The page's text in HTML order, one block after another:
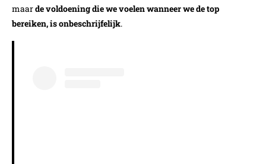
maarde voldoening die we voelen wanneer we de top
bereiken, is onbeschrijfelijk.